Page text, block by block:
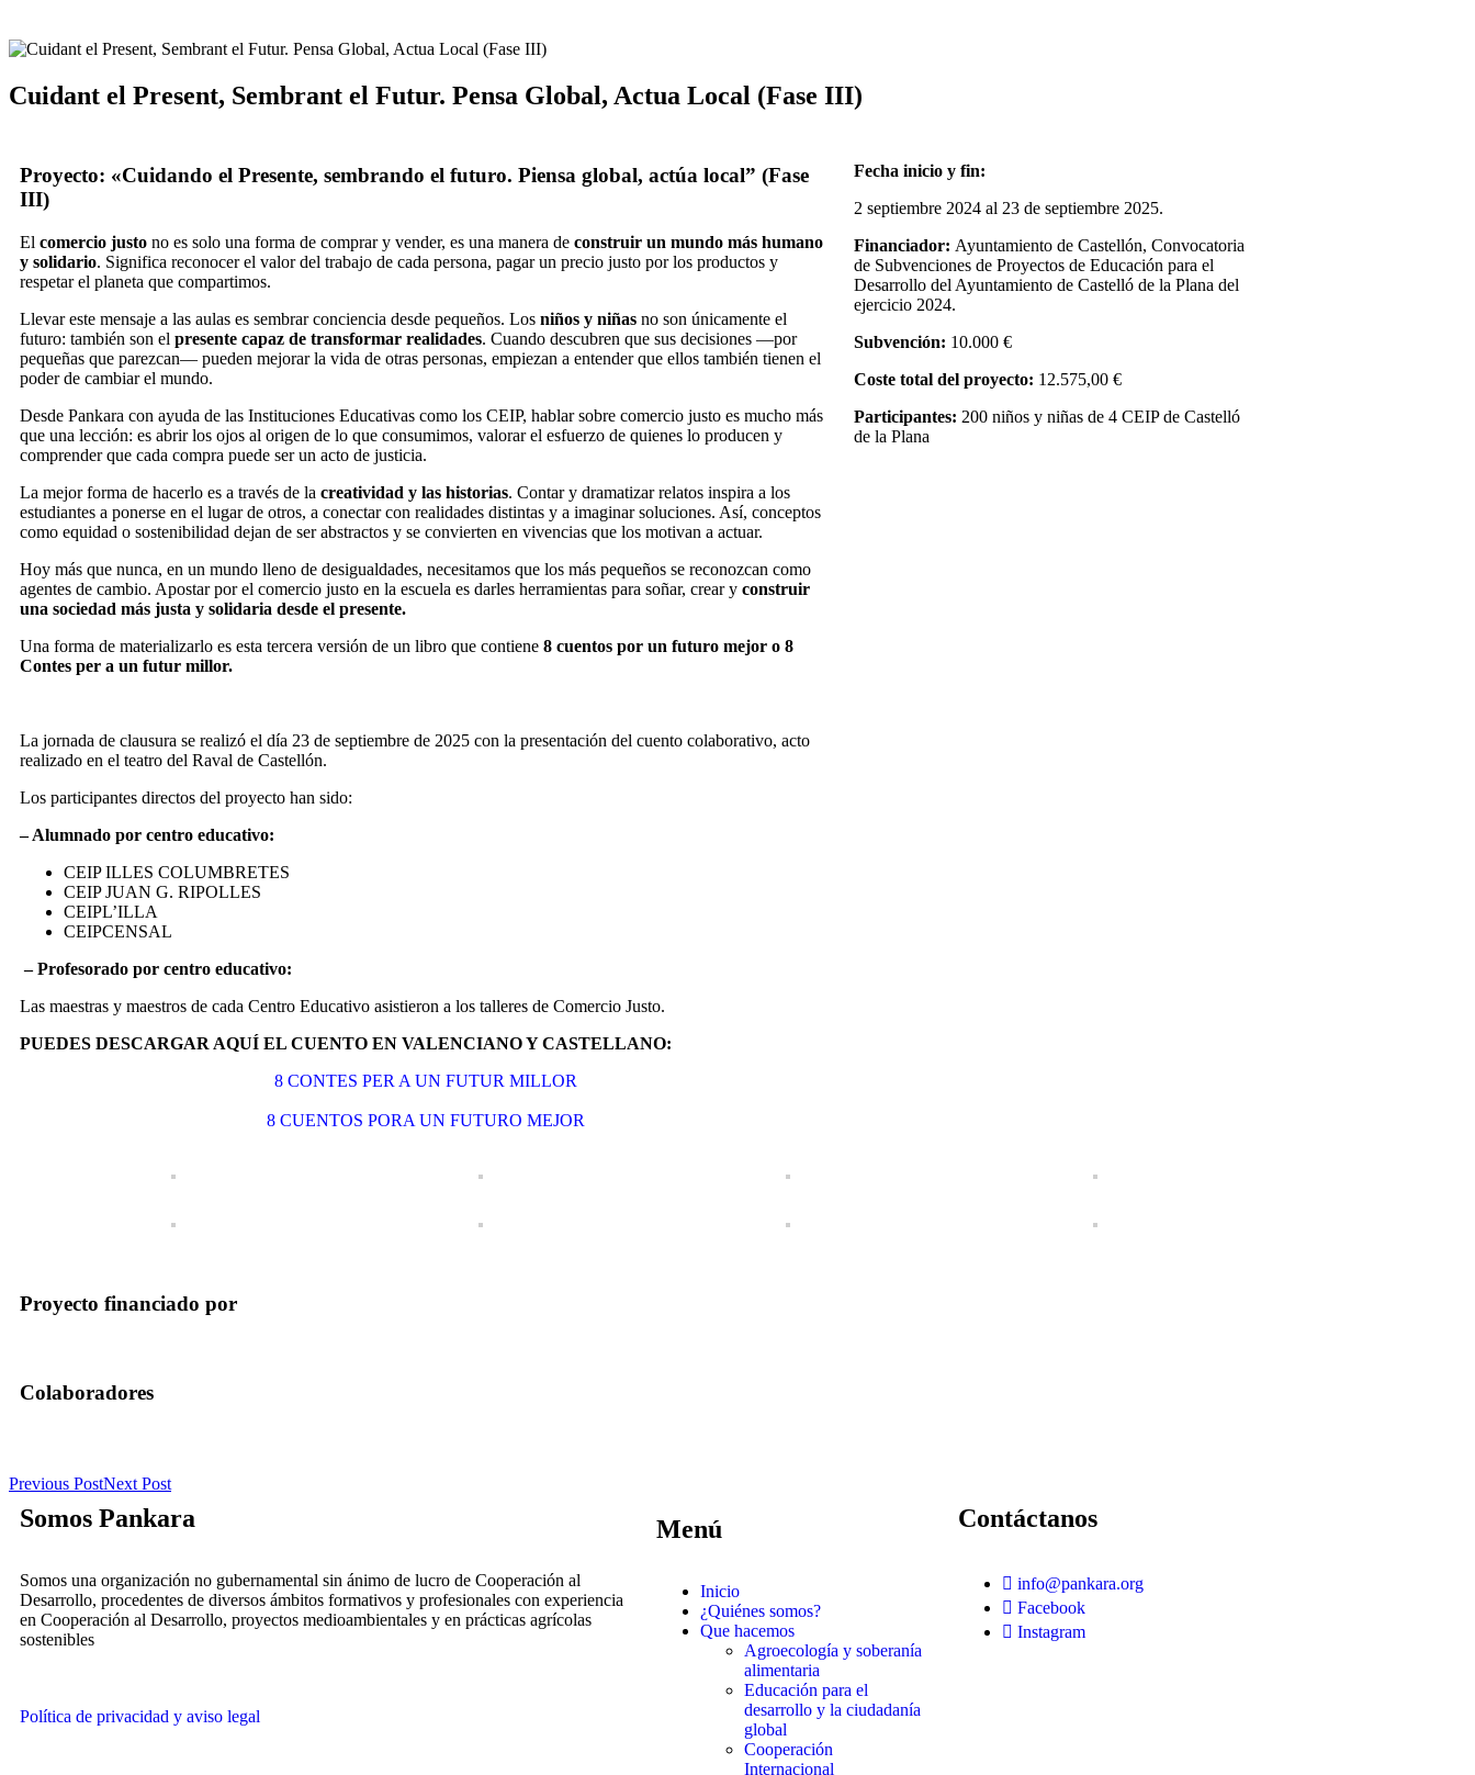
Cuidant el Present, Sembrant el Futur. Pensa Global, Actua Local (Fase III)
Proyecto: «Cuidando el Presente, sembrando el futuro. Piensa global, actúa local” (Fase
III)
El comercio justo no es solo una forma de comprar y vender, es una manera de construir un mundo más humano
y solidario. Significa reconocer el valor del trabajo de cada persona, pagar un precio justo por los productos y
respetar el planeta que compartimos.
Llevar este mensaje a las aulas es sembrar conciencia desde pequeños. Los niños y niñas no son únicamente el
futuro: también son el presente capaz de transformar realidades. Cuando descubren que sus decisiones —por
pequeñas que parezcan— pueden mejorar la vida de otras personas, empiezan a entender que ellos también tienen el
poder de cambiar el mundo.
Desde Pankara con ayuda de las Instituciones Educativas como los CEIP, hablar sobre comercio justo es mucho más
que una lección: es abrir los ojos al origen de lo que consumimos, valorar el esfuerzo de quienes lo producen y
comprender que cada compra puede ser un acto de justicia.
La mejor forma de hacerlo es a través de la creatividad y las historias. Contar y dramatizar relatos inspira a los
estudiantes a ponerse en el lugar de otros, a conectar con realidades distintas y a imaginar soluciones. Así, conceptos
como equidad o sostenibilidad dejan de ser abstractos y se convierten en vivencias que los motivan a actuar.
Hoy más que nunca, en un mundo lleno de desigualdades, necesitamos que los más pequeños se reconozcan como
agentes de cambio. Apostar por el comercio justo en la escuela es darles herramientas para soñar, crear y construir
una sociedad más justa y solidaria desde el presente.
Una forma de materializarlo es esta tercera versión de un libro que contiene 8 cuentos por un futuro mejor o 8
Contes per a un futur millor.
La jornada de clausura se realizó el día 23 de septiembre de 2025 con la presentación del cuento colaborativo, acto
realizado en el teatro del Raval de Castellón.
Los participantes directos del proyecto han sido:
– Alumnado por centro educativo:
CEIP ILLES COLUMBRETES
CEIP JUAN G. RIPOLLES
CEIPL’ILLA
CEIPCENSAL
– Profesorado por centro educativo:
Las maestras y maestros de cada Centro Educativo asistieron a los talleres de Comercio Justo.
PUEDES DESCARGAR AQUÍ EL CUENTO EN VALENCIANO Y CASTELLANO:
8 CONTES PER A UN FUTUR MILLOR
8 CUENTOS PORA UN FUTURO MEJOR
Fecha inicio y fin:
2 septiembre 2024 al 23 de septiembre 2025.
Financiador: Ayuntamiento de Castellón, Convocatoria
de Subvenciones de Proyectos de Educación para el
Desarrollo del Ayuntamiento de Castelló de la Plana del
ejercicio 2024.
Subvención: 10.000 €
Coste total del proyecto: 12.575,00 €
Participantes: 200 niños y niñas de 4 CEIP de Castelló
de la Plana
Proyecto financiado por
Colaboradores
Previous PostNext Post
Somos Pankara
Somos una organización no gubernamental sin ánimo de lucro de Cooperación al
Desarrollo, procedentes de diversos ámbitos formativos y profesionales con experiencia
en Cooperación al Desarrollo, proyectos medioambientales y en prácticas agrícolas
sostenibles
Política de privacidad y aviso legal
Menú
Inicio
¿Quiénes somos?
Que hacemos
Agroecología y soberanía
alimentaria
Educación para el
desarrollo y la ciudadanía
global
Cooperación
Internacional
Contáctanos
info@pankara.org
Facebook
Instagram